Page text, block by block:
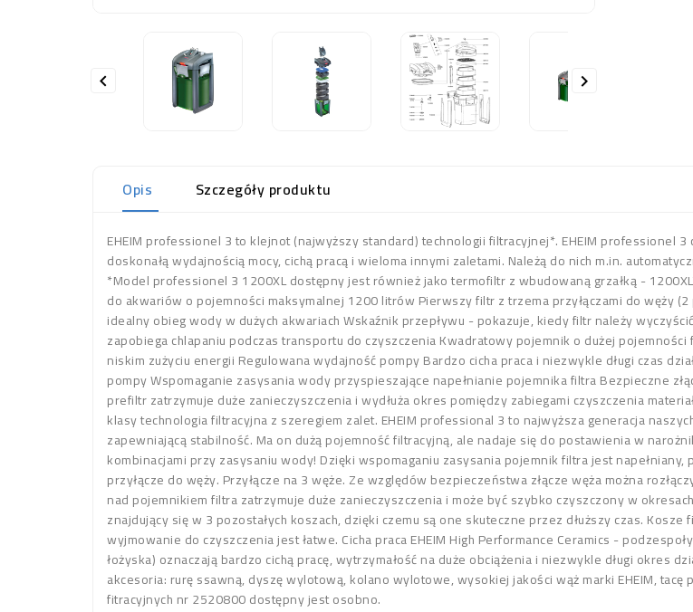
 
Opis Szczegóły produktu
EHEIM professionel 3 to klejnot (najwyższy standard) technologii filtracyjnej*. EHEIM professionel
doskonałą wydajnością mocy, cichą pracą i wieloma innymi zaletami. Należą do nich m.in.
*Model professionel 3 1200XL dostępny jest również jako termofiltr z wbudowaną grzałką -
do akwariów o pojemności maksymalnej 1200 litrów Pierwszy filtr z trzema przyłączami do węży
idealny obieg wody w dużych akwariach Wskaźnik przepływu - pokazuje, kiedy filtr należy
zapobiega chlapaniu podczas transportu do czyszczenia Kwadratowy pojemnik o dużej
niskim zużyciu energii Regulowana wydajność pompy Bardzo cicha praca i niezwykle długi czas
pompy Wspomaganie zasysania wody przyspieszające napełnianie pojemnika filtra Bezpieczne
prefiltr zatrzymuje duże zanieczyszczenia i wydłuża okres pomiędzy zabiegami czyszczenia
klasy technologia filtracyjna z szeregiem zalet. EHEIM professional 3 to najwyższa generacja
zapewniającą stabilność. Ma on dużą pojemność filtracyjną, ale nadaje się do postawienia w
kombinacjami przy zasysaniu wody! Dzięki wspomaganiu zasysania pojemnik filtra jest
przyłącze do węży. Przyłącze na 3 węże. Ze względów bezpieczeństwa złącze węża można
nad pojemnikiem filtra zatrzymuje duże zanieczyszczenia i może być szybko czyszczony w
znajdujący się w 3 pozostałych koszach, dzięki czemu są one skuteczne przez dłuższy czas.
wyjmowanie do czyszczenia jest łatwe. Cicha praca EHEIM High Performance Ceramics -
łożyska) oznaczają bardzo cichą pracę, wytrzymałość na duże obciążenia i niezwykle długi okres
akcesoria: rurę ssawną, dyszę wylotową, kolano wylotowe, wysokiej jakości wąż marki EHEIM,
fitracyjnych nr 2520800 dostępny jest osobno.